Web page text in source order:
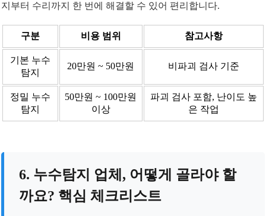
지부터 수리까지 한 번에 해결할 수 있어 편리합니다.
구분 비용 범위 참고사항
기본 누수
탐지
20만원 ~ 50만원 비파괴 검사 기준
정밀 누수
탐지
50만원 ~ 100만원
이상
파괴 검사 포함, 난이도 높
은 작업
6. 누수탐지 업체, 어떻게 골라야 할
까요? 핵심 체크리스트